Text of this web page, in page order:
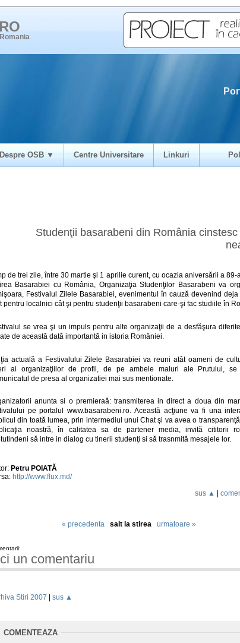
Despre OSB ▼ Centre Universitare Linkuri
Studenţii basarabeni din România
de trei zile, între 30 martie şi 1 aprilie curent, cu ocazia aniversării a 89-
Basarabiei cu România, Organizaţia Studenţilor Basarabeni va
Festivalul Zilele Basarabiei, evenimentul în cauză devenind deja
pentru localnici cât şi pentru studenţii basarabeni care-şi fac studiile în
se vrea şi un impuls pentru alte organizaţii de a desfăşura
de această dată importantă in istoria României.
actuală a Festivalului Zilele Basarabiei va reuni atât oameni de
ai organizaţiilor de profil, de pe ambele maluri ale Prutului, se
de presa al organizatiei mai sus mentionate.
anunta si o premieraă: transmiterea in direct a doua din
pe portalul www.basarabeni.ro. Această acţiune va fi una
din toată lumea, prin intermediul unui Chat şi va avea o transparenţă
noastră, în calitatea sa de partener media, invită cititorii
să intre in dialog cu tinerii studenţi si să trasnmită mesajele lor.
Petru POIATĂ
http://www.flux.md/
sus ▲
« precedenta salt la stirea urmatoare »
un comentariu
Stiri 2007 sus ▲
COMENTEAZA